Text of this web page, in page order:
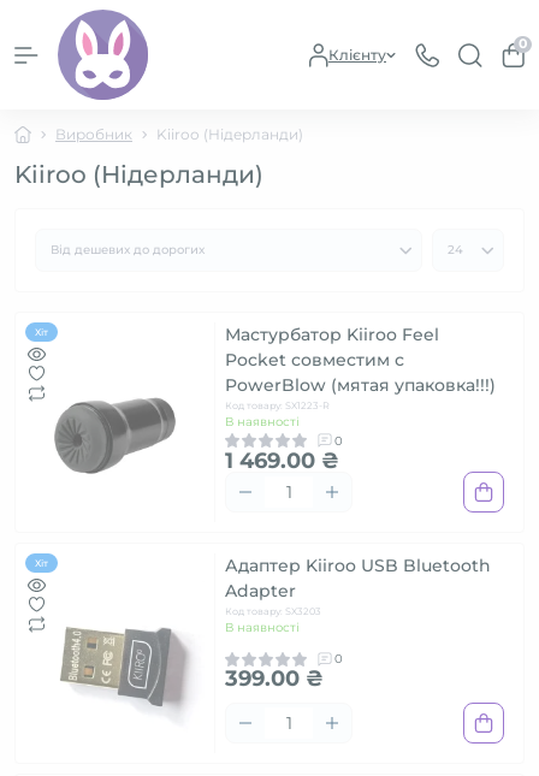
Клієнту
0
Виробник Kiiroo (Нідерланди)
Kiiroo (Нідерланди)
Хіт
Мастурбатор Kiiroo Feel
Pocket совместим с
PowerBlow (мятая упаковка!!!)
Код товару: SX1223-R
В наявності
0
1 469.00 ₴
Хіт
Адаптер Kiiroo USB Bluetooth
Adapter
Код товару: SX3203
В наявності
0
399.00 ₴